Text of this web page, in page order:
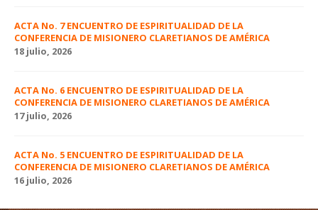
ACTA No. 7 ENCUENTRO DE ESPIRITUALIDAD DE LA
CONFERENCIA DE MISIONERO CLARETIANOS DE AMÉRICA
18 julio, 2026
ACTA No. 6 ENCUENTRO DE ESPIRITUALIDAD DE LA
CONFERENCIA DE MISIONERO CLARETIANOS DE AMÉRICA
17 julio, 2026
ACTA No. 5 ENCUENTRO DE ESPIRITUALIDAD DE LA
CONFERENCIA DE MISIONERO CLARETIANOS DE AMÉRICA
16 julio, 2026